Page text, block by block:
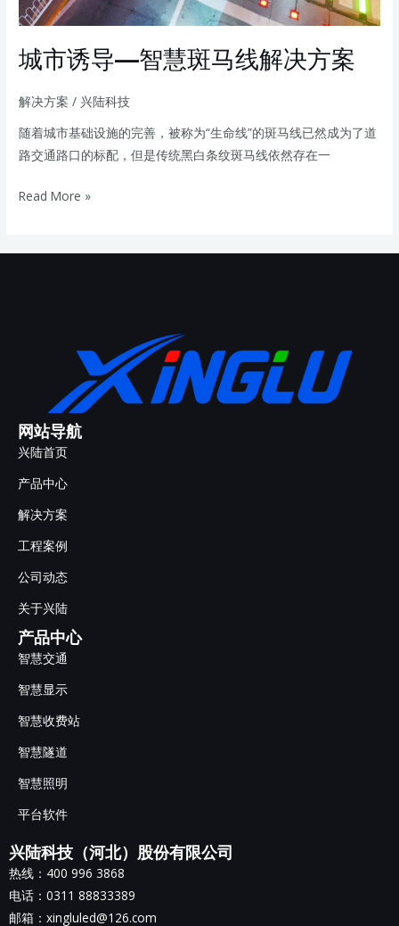
城市诱导—智慧斑马线解决方案
解决方案 / 兴陆科技
随着城市基础设施的完善，被称为“生命线”的斑马线已然成为了道
路交通路口的标配，但是传统黑白条纹斑马线依然存在一
解
方
Read More »
网站导航
兴陆首页
产品中心
解决方案
工程案例
公司动态
关于兴陆
产品中心
智慧交通
智慧显示
智慧收费站
智慧隧道
智慧照明
平台软件
兴陆科技（河北）股份有限公司
热线：400 996 3868
电话：0311 88833389
邮箱：xingluled@126.com